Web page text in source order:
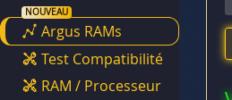
Argus RAMs
Test Compatibilité
RAM / Processeur